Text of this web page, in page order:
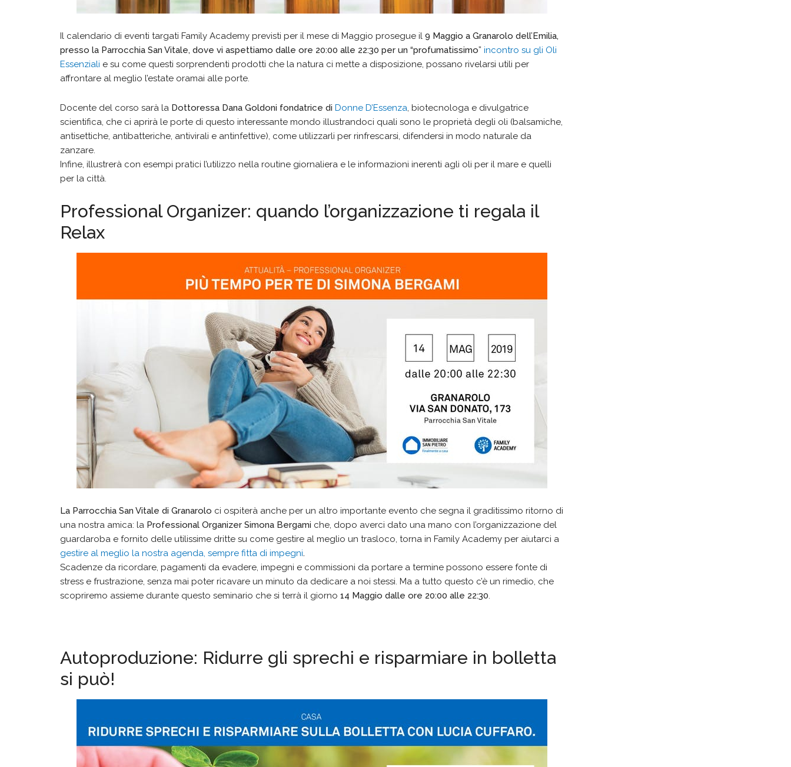
Il calendario di eventi targati Family Academy previsti per il mese di Maggio prosegue il 9 Maggio a Granarolo dell’Emilia,
presso la Parrocchia San Vitale, dove vi aspettiamo dalle ore 20:00 alle 22:30 per un “profumatissimo” incontro su gli Oli
Essenziali e su come questi sorprendenti prodotti che la natura ci mette a disposizione, possano rivelarsi utili per
affrontare al meglio l’estate oramai alle porte.
Docente del corso sarà la Dottoressa Dana Goldoni fondatrice di Donne D’Essenza, biotecnologa e divulgatrice
scientifica, che ci aprirà le porte di questo interessante mondo illustrandoci quali sono le proprietà degli oli (balsamiche,
antisettiche, antibatteriche, antivirali e antinfettive), come utilizzarli per rinfrescarsi, difendersi in modo naturale da
zanzare.
Infine, illustrerà con esempi pratici l’utilizzo nella routine giornaliera e le informazioni inerenti agli oli per il mare e quelli
per la città.
Professional Organizer: quando l’organizzazione ti regala il
Relax
La Parrocchia San Vitale di Granarolo ci ospiterà anche per un altro importante evento che segna il graditissimo ritorno di
una nostra amica: la Professional Organizer Simona Bergami che, dopo averci dato una mano con l’organizzazione del
guardaroba e fornito delle utilissime dritte su come gestire al meglio un trasloco, torna in Family Academy per aiutarci a
gestire al meglio la nostra agenda, sempre fitta di impegni.
Scadenze da ricordare, pagamenti da evadere, impegni e commissioni da portare a termine possono essere fonte di
stress e frustrazione, senza mai poter ricavare un minuto da dedicare a noi stessi. Ma a tutto questo c’è un rimedio, che
scopriremo assieme durante questo seminario che si terrà il giorno 14 Maggio dalle ore 20:00 alle 22:30.
Autoproduzione: Ridurre gli sprechi e risparmiare in bolletta
si può!